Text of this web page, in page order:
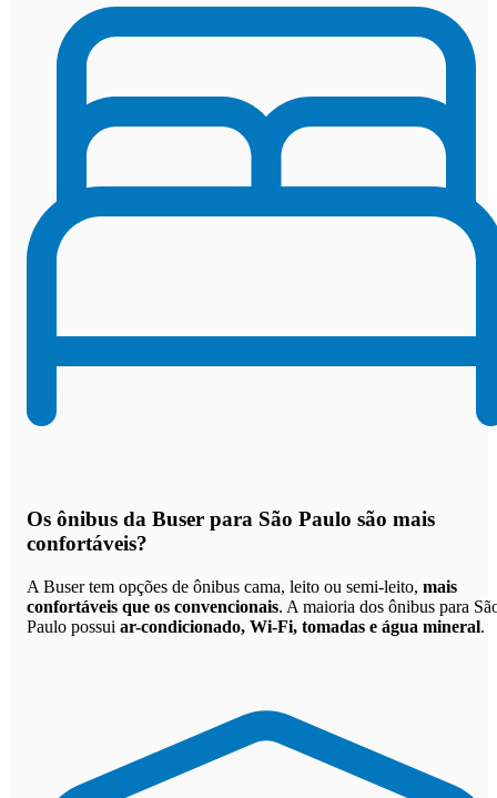
Os ônibus da Buser para São Paulo são mais
confortáveis?
A Buser tem opções de ônibus cama, leito ou semi-leito, mais
confortáveis que os convencionais. A maioria dos ônibus para
Paulo possui ar-condicionado, Wi-Fi, tomadas e água mineral.